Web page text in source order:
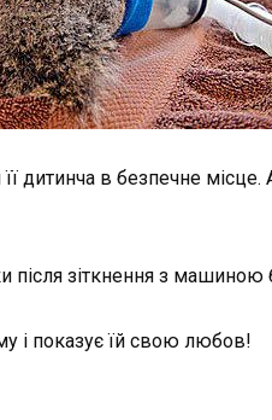
дитинча в безпечне
після зіткнення з
і показує їй свою любов!